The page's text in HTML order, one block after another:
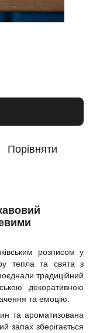
Порівняти
розписом у
тепла та свята з
традиційний
декоративною
та емоцію.
та ароматизована
запах зберігається